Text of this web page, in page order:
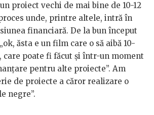
proiect vechi de mai bine de 10-12
unde, printre altele, intră în
financiară. De la bun început
ăsta e un film care o să aibă 10-
care poate fi făcut și într-un moment
pentru alte proiecte”. Am
de proiecte a căror realizare o
negre”.